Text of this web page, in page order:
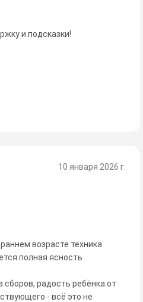
и подсказки!
10 января 2026 г.
возрасте техника
полная ясность
радость ребёнка от
- всё это не